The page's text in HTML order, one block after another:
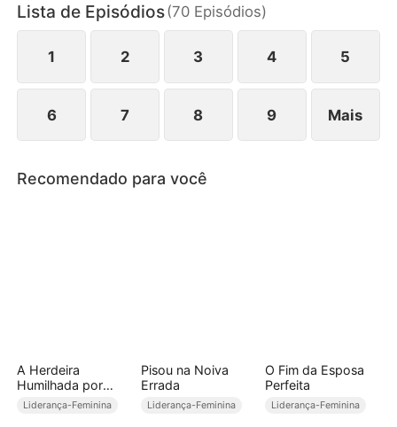
estranho jogo — e ela é a personagem principal a
ser moldada!
Lista de Episódios(70 Episódios)
1 2 3 4 5
6 7 8 9 Mais
Recomendado para você
A Herdeira
Humilhada por
Amor
Liderança-Feminina
Pisou na Noiva
Errada
Liderança-Feminina
O Fim da Esposa
Perfeita
Liderança-Feminina